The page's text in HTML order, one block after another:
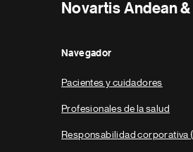
Novartis Andean
Navegador
Pacientes y cuidadores
Profesionales de la salud
Responsabilidad corporativa